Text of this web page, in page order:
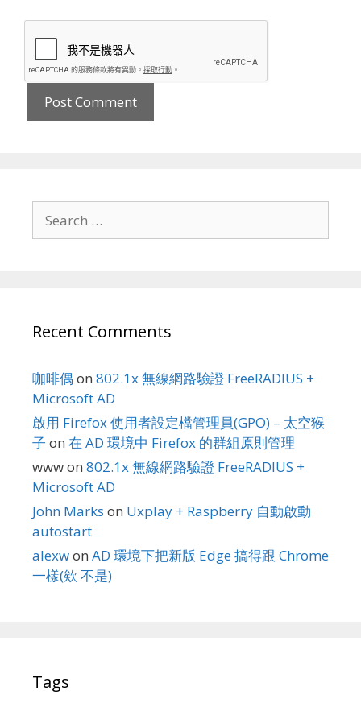
for:
Recent Comments
咖啡偶 on 802.1x 無線網路驗證 FreeRADIUS +
Microsoft AD
啟用 Firefox 使用者設定檔管理員(GPO) – 太空猴
子 on 在 AD 環境中 Firefox 的群組原則管理
wwwon 802.1x 無線網路驗證 FreeRADIUS +
Microsoft AD
John Marks on Uxplay + Raspberry 自動啟動
autostart
alexwon AD 環境下把新版 Edge 搞得跟 Chrome
一樣(欸 不是)
Tags